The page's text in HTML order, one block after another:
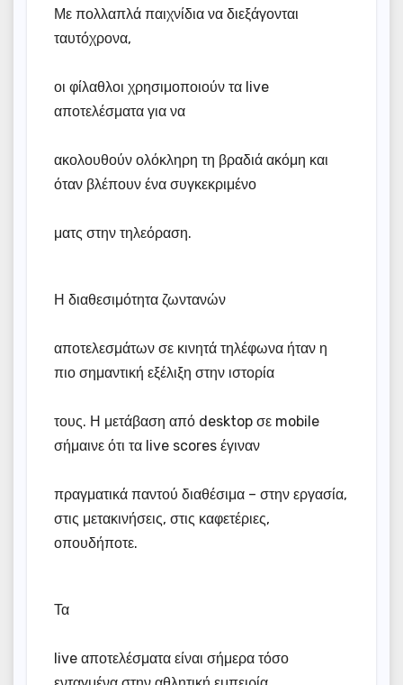
Με πολλαπλά παιχνίδια να διεξάγονται
ταυτόχρονα,
οι φίλαθλοι χρησιμοποιούν τα live
αποτελέσματα για να
ακολουθούν ολόκληρη τη βραδιά ακόμη και
όταν βλέπουν ένα συγκεκριμένο
ματς στην τηλεόραση.
Η διαθεσιμότητα ζωντανών
αποτελεσμάτων σε κινητά τηλέφωνα ήταν η
πιο σημαντική εξέλιξη στην ιστορία
τους. Η μετάβαση από desktop σε mobile
σήμαινε ότι τα live scores έγιναν
πραγματικά παντού διαθέσιμα – στην εργασία,
στις μετακινήσεις, στις καφετέριες,
οπουδήποτε.
Τα
live αποτελέσματα είναι σήμερα τόσο